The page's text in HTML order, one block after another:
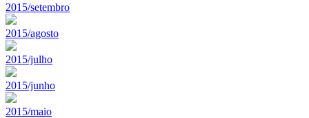
2015/setembro
2015/agosto
2015/julho
2015/junho
2015/maio